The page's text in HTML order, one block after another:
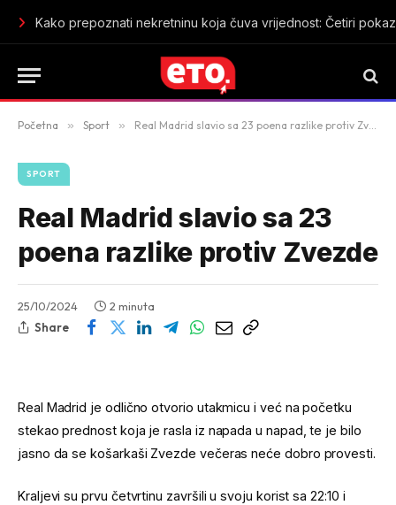
Finsko istraživanje: Mikrobi koje psi unose u dom mogli bi
Početna » Sport » Real Madrid slavio sa 23 poena razlike protiv Zvezde
SPORT
Real Madrid slavio sa 23
poena razlike protiv Zvezde
25/10/2024
2 minuta
Share
Real Madrid je odlično otvorio utakmicu i već na početku
stekao prednost koja je rasla iz napada u napad, te je bilo
jasno da se košarkaši Zvezde večeras neće dobro provesti.
Kraljevi su prvu četvrtinu završili u svoju korist sa 22:10 i